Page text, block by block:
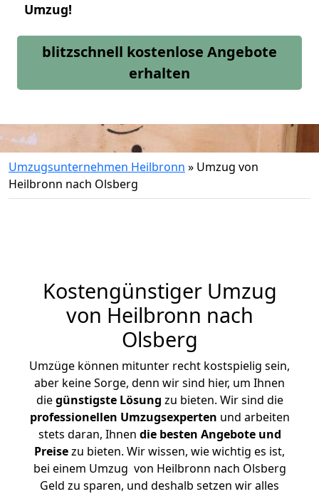
Umzug!
blitzschnell kostenlose Angebote
erhalten
Umzugsunternehmen Heilbronn » Umzug von
Heilbronn nach Olsberg
Kostengünstiger Umzug
von Heilbronn nach
Olsberg
Umzüge können mitunter recht kostspielig sein,
aber keine Sorge, denn wir sind hier, um Ihnen
diegünstigste Lösung zu bieten. Wir sind die
professionellen Umzugsexperten und arbeiten
stets daran, Ihnen die besten Angebote und
Preisezu bieten. Wir wissen, wie wichtig es ist,
bei einem Umzug von Heilbronn nach Olsberg
Geld zu sparen, und deshalb setzen wir alles